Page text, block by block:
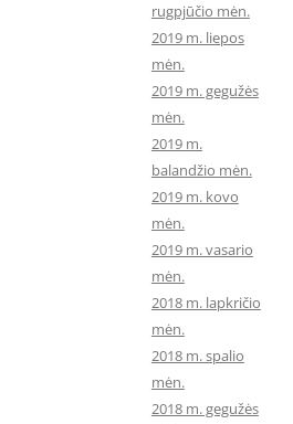
rugpjūčio mėn.
2019 m. liepos
mėn.
2019 m. gegužės
mėn.
2019 m.
balandžio mėn.
2019 m. kovo
mėn.
2019 m. vasario
mėn.
2018 m. lapkričio
mėn.
2018 m. spalio
mėn.
2018 m. gegužės